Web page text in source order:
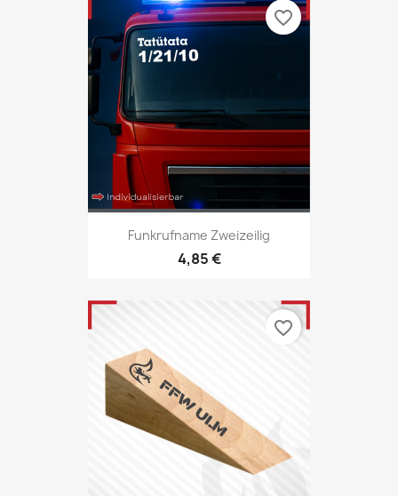
Funkrufname Zweizeilig
4,85 €
favorite_border
favorite_border